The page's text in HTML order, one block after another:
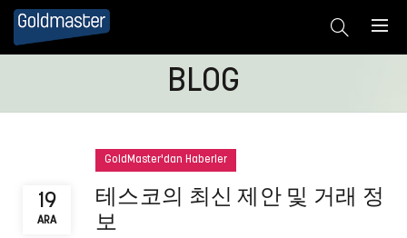
BLOG
19
ARA
GoldMaster'dan Haberler
테스코의 최신 제안 및 거래 정
보